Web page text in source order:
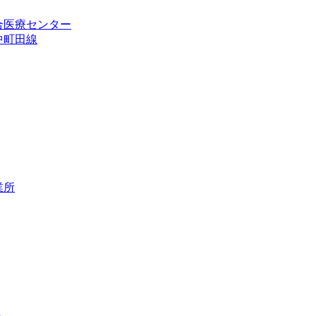
医療センター
町田線
所